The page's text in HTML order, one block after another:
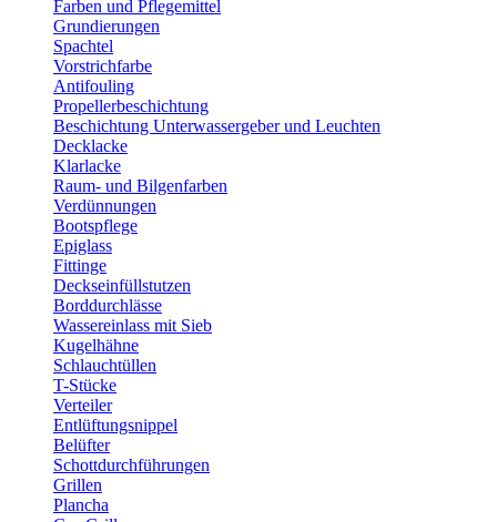
Farben und Pflegemittel
Grundierungen
Spachtel
Vorstrichfarbe
Antifouling
Propellerbeschichtung
Beschichtung Unterwassergeber und Leuchten
Decklacke
Klarlacke
Raum- und Bilgenfarben
Verdünnungen
Bootspflege
Epiglass
Fittinge
Deckseinfüllstutzen
Borddurchlässe
Wassereinlass mit Sieb
Kugelhähne
Schlauchtüllen
T-Stücke
Verteiler
Entlüftungsnippel
Belüfter
Schottdurchführungen
Grillen
Plancha